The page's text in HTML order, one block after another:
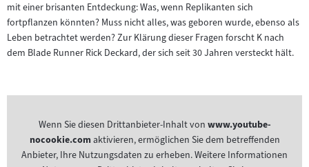
mit einer brisanten Entdeckung: Was, wenn Replikanten sich
fortpflanzen könnten? Muss nicht alles, was geboren wurde, ebenso als
Leben betrachtet werden? Zur Klärung dieser Fragen forscht K nach
dem Blade Runner Rick Deckard, der sich seit 30 Jahren versteckt hält.
Wenn Sie diesen Drittanbieter-Inhalt von www.youtube-
nocookie.comaktivieren, ermöglichen Sie dem betreffenden
Anbieter, Ihre Nutzungsdaten zu erheben. Weitere Informationen